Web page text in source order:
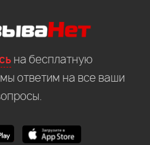
на бесплатную
ответим на все ваши